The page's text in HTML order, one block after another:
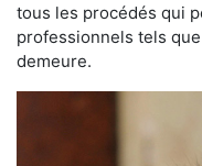
tous les procédés qui
professionnels tels
demeure.